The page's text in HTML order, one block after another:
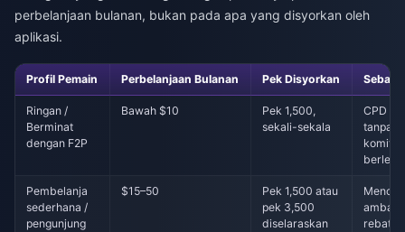
perbelanjaan bulanan, bukan pada apa yang disyorkan oleh
aplikasi.
Profil Pemain Perbelanjaan Bulanan Pek Disyorkan Sebab
Ringan /
Berminat
dengan F2P
Bawah $10
Pek 1,500,
sekali-sekala
CPD
tanpa
Pembelanja
sederhana /
pengunjung
$15–50
Pek 1,500 atau
pek 3,500
diselaraskan
rebat;